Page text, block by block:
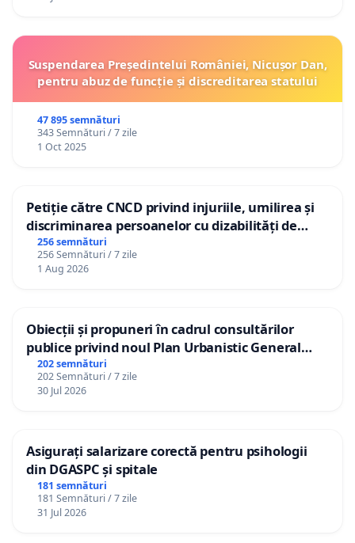
Suspendarea Președintelui României, Nicușor Dan,
pentru abuz de funcție și discreditarea statului
47 895 semnături
343 Semnături / 7 zile
1 Oct 2025
Petiție către CNCD privind injuriile, umilirea și
discriminarea persoanelor cu dizabilități de
către utilizatorul TikTok „Gorici”
256 semnături
256 Semnături / 7 zile
1 Aug 2026
Obiecții și propuneri în cadrul consultărilor
publice privind noul Plan Urbanistic General
(PUG) Ialoveni
202 semnături
202 Semnături / 7 zile
30 Jul 2026
Asigurați salarizare corectă pentru psihologii
din DGASPC și spitale
181 semnături
181 Semnături / 7 zile
31 Jul 2026